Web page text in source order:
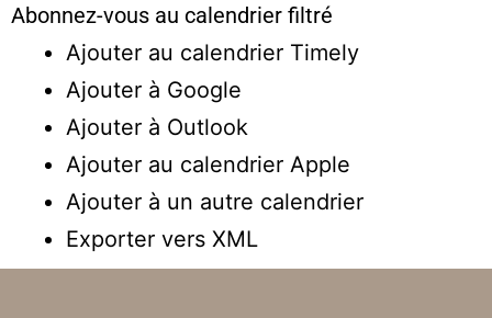
Abonnez-vous au calendrier filtré
Ajouter au calendrier Timely
Ajouter à Google
Ajouter à Outlook
Ajouter au calendrier Apple
Ajouter à un autre calendrier
Exporter vers XML